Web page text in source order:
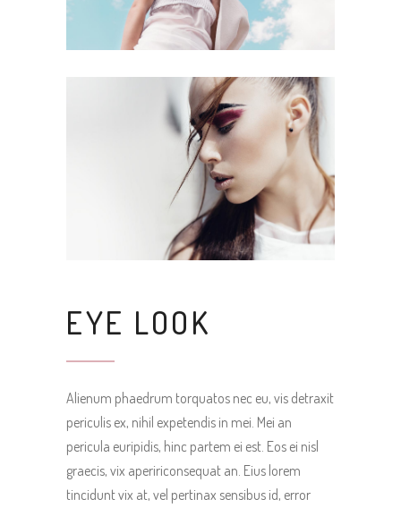
EYE LOOK
Alienum phaedrum torquatos nec eu, vis detraxit
periculis ex, nihil expetendis in mei. Mei an
pericula euripidis, hinc partem ei est. Eos ei nisl
graecis, vix apeririconsequat an. Eius lorem
tincidunt vix at, vel pertinax sensibus id, error